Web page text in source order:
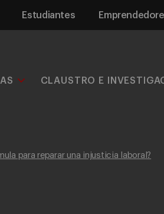
Estudiantes
CLAUSTRO E
para reparar una injusticia laboral?